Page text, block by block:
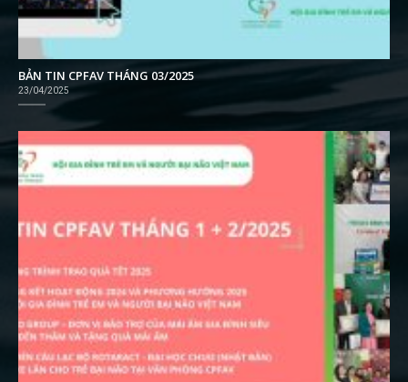
BẢN TIN CPFAV THÁNG 03/2025
23/04/2025